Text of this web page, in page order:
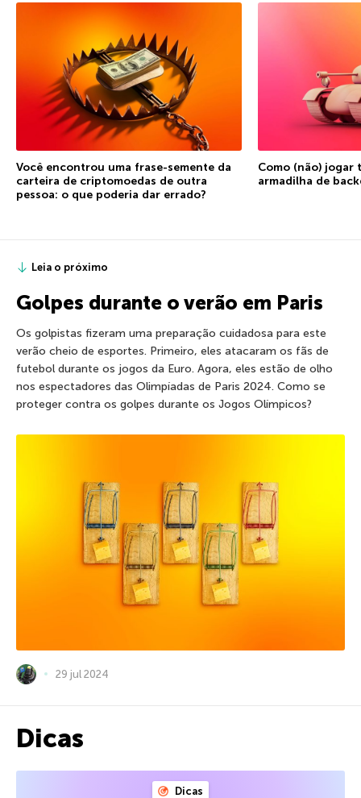
Você encontrou uma frase-semente da
carteira de criptomoedas de outra
pessoa: o que poderia dar errado?
Como (não) jogar
armadilha de
Leia o próximo
Golpes durante o verão em Paris
Os golpistas fizeram uma preparação cuidadosa para este
verão cheio de esportes. Primeiro, eles atacaram os fãs de
futebol durante os jogos da Euro. Agora, eles estão de olho
nos espectadores das Olimpíadas de Paris 2024. Como se
proteger contra os golpes durante os Jogos Olímpicos?
29 jul 2024
Dicas
Dicas